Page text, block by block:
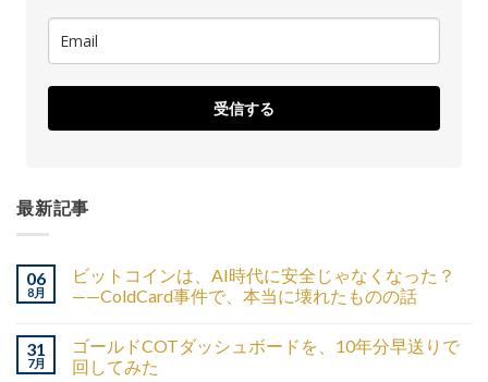
受信する
最新記事
06
8月
ビットコインは、AI時代に安全じゃなくなった？
——ColdCard事件で、本当に壊れたものの話
31
7月
ゴールドCOTダッシュボードを、10年分早送りで
回してみた